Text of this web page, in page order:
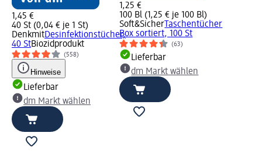
1,45 €
40 St (0,04 € je 1 St)
DenkmitDesinfektionstücher,
40 StBiozidprodukt
(558)
Hinweise
Lieferbar
dm Markt wählen
1,25 €
100 Bl (1,25 € je 100 Bl)
Soft&Sicher Taschentücher
Box sortiert, 100 St
(63)
Lieferbar
dm Markt wählen